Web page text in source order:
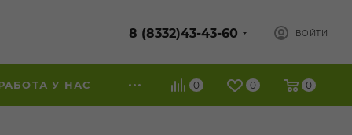
8 (8332)43-43-60 ВОЙТИ
0 0 0
У НАС